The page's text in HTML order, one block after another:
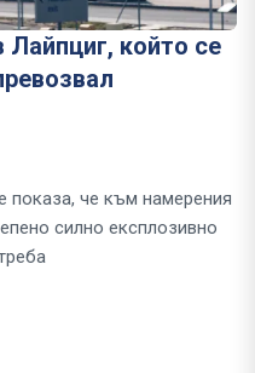
Лайпциг, който се
показа, че към намерения
силно експлозивно